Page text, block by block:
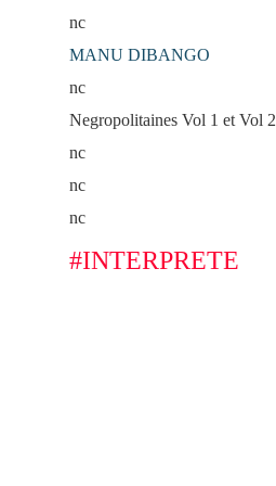
nc
MANU DIBANGO
nc
Negropolitaines Vol 1 et Vol 2
nc
nc
nc
#INTERPRETE